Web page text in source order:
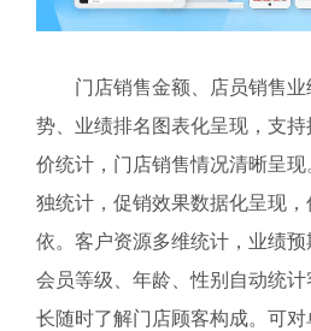
门店销售金额、店员销售业
势、业绩排名图表化呈现，支
价统计，门店销售情况清晰呈
独统计，促销效果数据化呈现
依。客户资源多维统计，业绩
会员等级、年龄、性别自动统
长随时了解门店顾客构成。可